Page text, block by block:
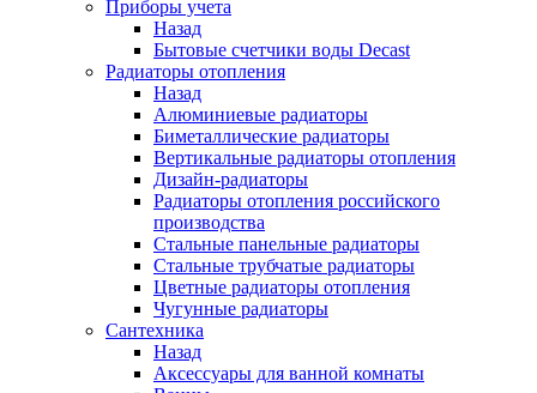
Приборы учета
Назад
Бытовые счетчики воды Decast
Радиаторы отопления
Назад
Алюминиевые радиаторы
Биметаллические радиаторы
Вертикальные радиаторы отопления
Дизайн-радиаторы
Радиаторы отопления российского
производства
Стальные панельные радиаторы
Стальные трубчатые радиаторы
Цветные радиаторы отопления
Чугунные радиаторы
Сантехника
Назад
Аксессуары для ванной комнаты